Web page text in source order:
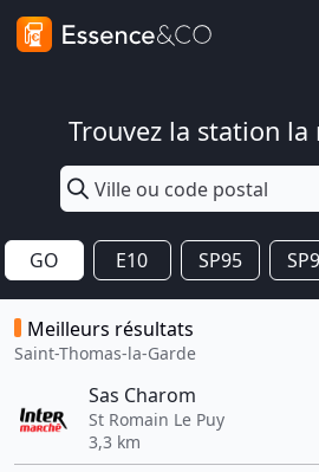
Trouvez la station la
GO E10 SP95
Meilleurs résultats
Saint-Thomas-la-Garde
Sas Charom
St Romain Le Puy
3,3 km